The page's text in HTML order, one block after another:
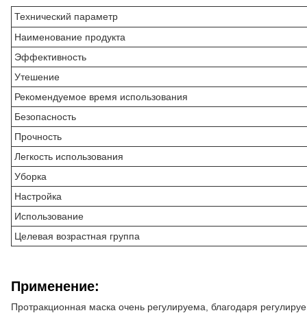
Технический параметр
Наименование продукта
Эффективность
Утешение
Рекомендуемое время использования
Безопасность
Прочность
Легкость использования
Уборка
Настройка
Использование
Целевая возрастная группа
Применение:
Протракционная маска очень регулируема, благодаря